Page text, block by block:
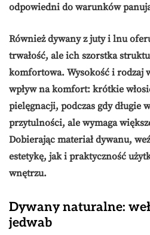
odpowiedni do warunków
Również dywany zjutyi lnu
trwałość, ale ich szorstka
komfortowa. Wysokość i rodzaj
wpływ na komfort: krótkie
pielęgnacji, podczas gdy długie
przytulności, ale wymaga
Dobierając materiał dywanu,
estetykę, jak i praktyczność
wnętrzu.
Dywany naturalne:
jedwab